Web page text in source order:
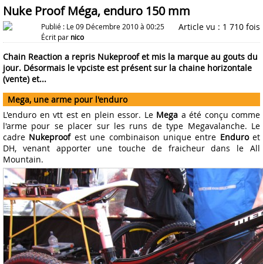
Nuke Proof Méga, enduro 150 mm
Publié : Le 09 Décembre 2010 à 00:25
Écrit par nico
Article vu : 1 710 fois
Chain Reaction a repris Nukeproof et mis la marque au gouts du
jour. Désormais le vpciste est présent sur la chaine horizontale
(vente) et...
Mega, une arme pour l'enduro
L'enduro en vtt est en plein essor. Le Mega a été conçu comme
l'arme pour se placer sur les runs de type Megavalanche. Le
cadre Nukeproofest une combinaison unique entre Enduroet
DH, venant apporter une touche de fraicheur dans le All
Mountain.